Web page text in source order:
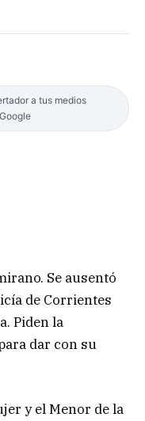
a tus medios
Se ausentó
de Corrientes
Piden la
dar con su
y el Menor de la